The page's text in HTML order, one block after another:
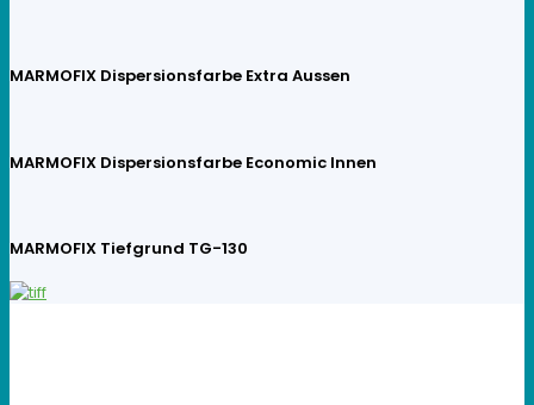
MARMOFIX Dispersionsfarbe Extra Aussen
MARMOFIX Dispersionsfarbe Economic Innen
MARMOFIX Tiefgrund TG-130